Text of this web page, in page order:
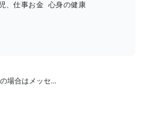
、仕事お金 心身の健康
場合はメッセ...